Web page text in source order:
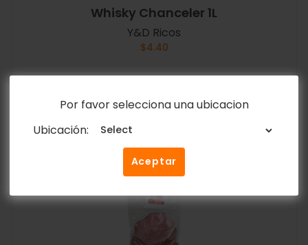
Por favor selecciona una ubicacion
Ubicación:
Aceptar
Whisky Chanceler 1L
Y&D Ricos
$4.40